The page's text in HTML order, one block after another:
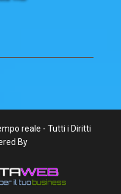
reale - Tutti i Diritti
By